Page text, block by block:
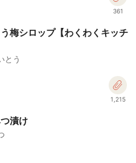
361
梅シロップ【わくわくキッチ
とう
1,215
漬け